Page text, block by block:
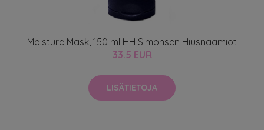
Moisture Mask, 150 ml HH Simonsen Hiusnaamiot
33.5 EUR
LISÄTIETOJA